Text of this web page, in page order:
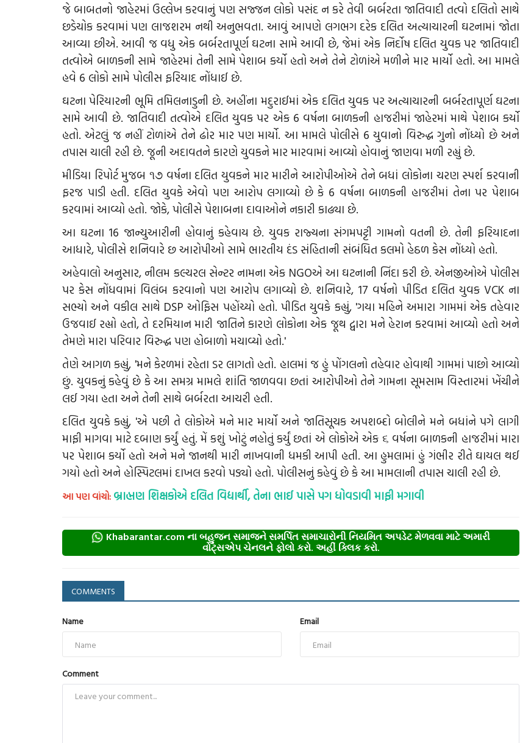
જે બાબતનો જાહેરમાં ઉલ્લેખ કરવાનું પણ સજ્જન લોકો પસંદ ન કરે તેવી બર્બરતા જાતિવાદી તત્વો દલિતો સાથે
છડેચોક કરવામાં પણ લાજશરમ નથી અનુભવતા. આવું આપણે લગભગ દરેક દલિત અત્યાચારની ઘટનામાં જોતા
આવ્યા છીએ. આવી જ વધુ એક બર્બરતાપૂર્ણ ઘટના સામે આવી છે, જેમાં એક નિર્દોષ દલિત યુવક પર જાતિવાદી
તત્વોએ બાળકની સામે જાહેરમાં તેની સામે પેશાબ કર્યો હતો અને તેને ટોળાંએ મળીને માર માર્યો હતો. આ મામલે
હવે 6 લોકો સામે પોલીસ ફરિયાદ નોંધાઈ છે.
ઘટના પેરિયારની ભૂમિ તમિલનાડુની છે. અહીંના મદુરાઈમાં એક દલિત યુવક પર અત્યાચારની બર્બરતાપૂર્ણ ઘટના
સામે આવી છે. જાતિવાદી તત્વોએ દલિત યુવક પર એક 6 વર્ષના બાળકની હાજરીમાં જાહેરમાં માથે પેશાબ કર્યો
હતો. એટલું જ નહીં ટોળાંએ તેને ઢોર માર પણ માર્યો. આ મામલે પોલીસે 6 યુવાનો વિરુદ્ધ ગુનો નોંધ્યો છે અને
તપાસ ચાલી રહી છે. જૂની અદાવતને કારણે યુવકને માર મારવામાં આવ્યો હોવાનું જાણવા મળી રહ્યું છે.
મીડિયા રિપોર્ટ મુજબ ૧૭ વર્ષના દલિત યુવકને માર મારીને આરોપીઓએ તેને બધાં લોકોના ચરણ સ્પર્શ કરવાની
ફરજ પાડી હતી. દલિત યુવકે એવો પણ આરોપ લગાવ્યો છે કે 6 વર્ષના બાળકની હાજરીમાં તેના પર પેશાબ
કરવામાં આવ્યો હતો. જોકે, પોલીસે પેશાબના દાવાઓને નકારી કાઢ્યા છે.
આ ઘટના 16 જાન્યુઆરીની હોવાનું કહેવાય છે. યુવક રાજ્યના સંગમપટ્ટી ગામનો વતની છે. તેની ફરિયાદના
આધારે, પોલીસે શનિવારે છ આરોપીઓ સામે ભારતીય દંડ સંહિતાની સંબંધિત કલમો હેઠળ કેસ નોંધ્યો હતો.
અહેવાલો અનુસાર, નીલમ કલ્ચરલ સેન્ટર નામના એક NGOએ આ ઘટનાની નિંદા કરી છે. એનજીઓએ પોલીસ
પર કેસ નોંધવામાં વિલંબ કરવાનો પણ આરોપ લગાવ્યો છે. શનિવારે, 17 વર્ષનો પીડિત દલિત યુવક VCK ના
સભ્યો અને વકીલ સાથે DSP ઓફિસ પહોંચ્યો હતો. પીડિત યુવકે કહ્યું, 'ગયા મહિને અમારા ગામમાં એક તહેવાર
ઉજવાઈ રહ્યો હતો, તે દરમિયાન મારી જાતિને કારણે લોકોના એક જૂથ દ્વારા મને હેરાન કરવામાં આવ્યો હતો અને
તેમણે મારા પરિવાર વિરુદ્ધ પણ હોબાળો મચાવ્યો હતો.'
તેણે આગળ કહ્યું, 'મને કેરળમાં રહેતા ડર લાગતો હતો. હાલમાં જ હું પોંગલનો તહેવાર હોવાથી ગામમાં પાછો આવ્યો
છું. યુવકનું કહેવું છે કે આ સમગ્ર મામલે શાંતિ જાળવવા છતાં આરોપીઓ તેને ગામના સૂમસામ વિસ્તારમાં ખેંચીને
લઈ ગયા હતા અને તેની સાથે બર્બરતા આચરી હતી.
દલિત યુવકે કહ્યું, 'એ પછી તે લોકોએ મને માર માર્યો અને જાતિસૂચક અપશબ્દો બોલીને મને બધાંને પગે લાગી
માફી માગવા માટે દબાણ કર્યું હતું. મેં કશું ખોટું નહોતું કર્યું છતાં એ લોકોએ એક ૬ વર્ષના બાળકની હાજરીમાં મારા
પર પેશાબ કર્યો હતો અને મને જાનથી મારી નાખવાની ધમકી આપી હતી. આ હુમલામાં હું ગંભીર રીતે ઘાયલ થઈ
ગયો હતો અને હોસ્પિટલમાં દાખલ કરવો પડ્યો હતો. પોલીસનું કહેવું છે કે આ મામલાની તપાસ ચાલી રહી છે.
આ પણ વાંચો: બ્રાહ્મણ શિક્ષકોએ દલિત વિદ્યાર્થી, તેના ભાઈ પાસે પગ ધોવડાવી માફી મગાવી
Khabarantar.com ના બહુજન સમાજને સમર્પિત સમાચારોની નિયમિત અપડેટ મેળવવા માટે અમારી
વોટ્સએપ ચેનલને ફોલો કરો. અહીં ક્લિક કરો.
COMMENTS
Name Email
Comment